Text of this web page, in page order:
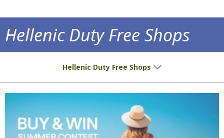
Hellenic Duty Free Shops
Hellenic Duty Free Shops